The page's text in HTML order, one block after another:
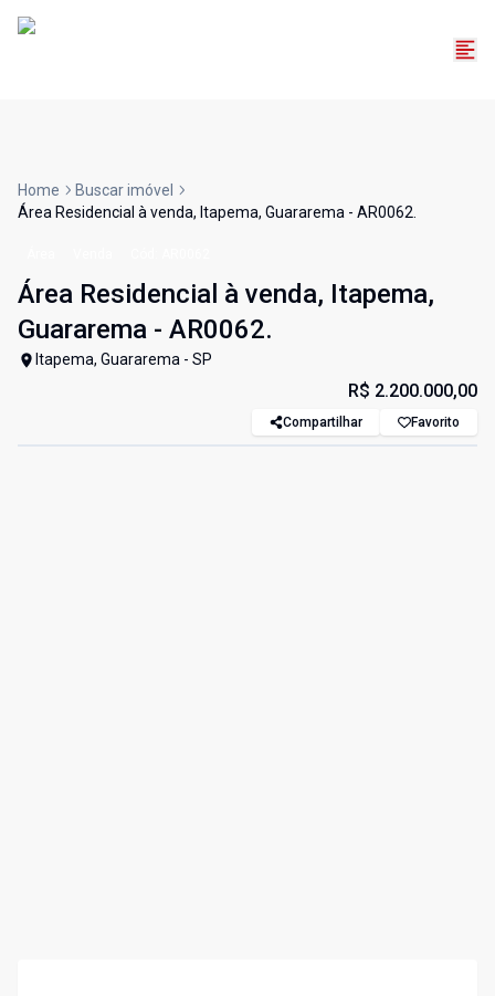
Home
Buscar imóvel
Área Residencial à venda, Itapema, Guararema - AR0062.
Área Residencial à venda, Itapema,
Guararema - AR0062.
Itapema, Guararema - SP
R$ 2.200.000,00
Compartilhar Favorito